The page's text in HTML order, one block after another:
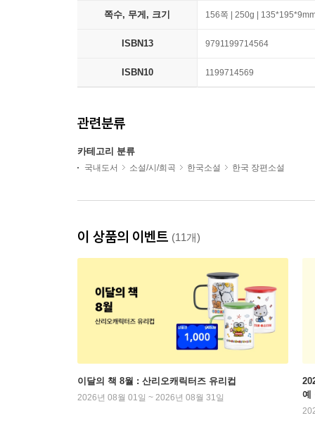
쪽수, 무게, 크기 156쪽 | 250g |
ISBN13 9791199714564
ISBN10 1199714569
관련분류
카테고리 분류
국내도서 소설/시/희곡 한국소설 한국 장편소설
이 상품의 이벤트 (11개)
이달의 책 8월 : 산리오캐릭터즈 유리컵
2026년 08월 01일 ~ 2026년 08월 31일
예